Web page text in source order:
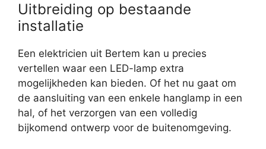
Uitbreiding op bestaande
installatie
Een elektricien uit Bertem kan u precies
vertellen waar een LED-lamp extra
mogelijkheden kan bieden. Of het nu gaat om
de aansluiting van een enkele hanglamp in een
hal, of het verzorgen van een volledig
bijkomend ontwerp voor de buitenomgeving.